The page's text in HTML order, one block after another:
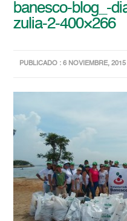
banesco-blog_-
zulia-2-400×266
PUBLICADO : 6 NOVIEMBRE, 2015